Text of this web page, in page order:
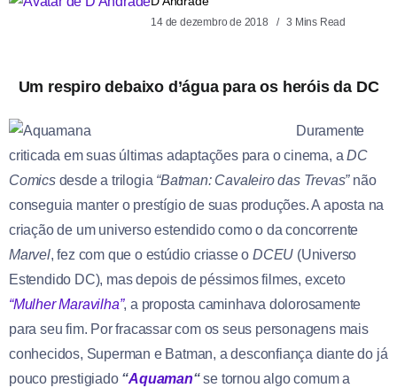
14 de dezembro de 2018 3 Mins Read
Um respiro debaixo d’água para os heróis da DC
Duramente
criticada em suas últimas adaptações para o cinema, aDC
Comicsdesde a trilogia “Batman: Cavaleiro das Trevas”não
conseguia manter o prestígio de suas produções. A aposta na
criação de um universo estendido como o da concorrente
Marvel, fez com que o estúdio criasse o DCEU (Universo
Estendido DC), mas depois de péssimos filmes, exceto
“Mulher Maravilha”, a proposta caminhava dolorosamente
para seu fim. Por fracassar com os seus personagens mais
conhecidos, Superman e Batman, a desconfiança diante do já
pouco prestigiado “Aquaman“ se tornou algo comum a